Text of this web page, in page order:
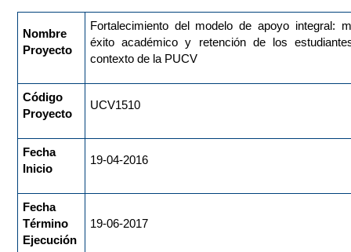
Nombre
Proyecto
Fortalecimiento del modelo de apoyo integral:
éxito académico y retención de los
contexto de la PUCV
Código
Proyecto
UCV1510
Fecha
Inicio
19-04-2016
Fecha
Término
Ejecución
19-06-2017